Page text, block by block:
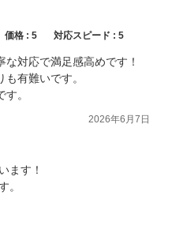
価格 : 5 対応スピード : 5
対応で満足感高めです！
有難いです。
。
2026年6月7日
ます！
。
・・・。相談してみま
よりお待ちしておりま